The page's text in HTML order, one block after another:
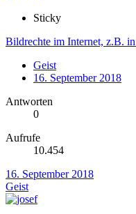
Sticky
Bildrechte im Internet, z.B.
Geist
16. September 2018
Antworten
0
Aufrufe
10.454
16. September 2018
Geist